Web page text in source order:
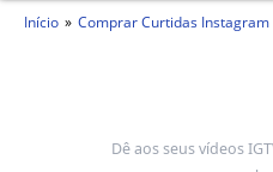
Início Comprar Curtidas
Dê aos seus vídeos